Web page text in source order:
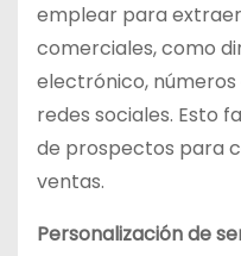
emplear para
comerciales, como
electrónico,
redes sociales. Esto
de prospectos para
ventas.
Personalización de